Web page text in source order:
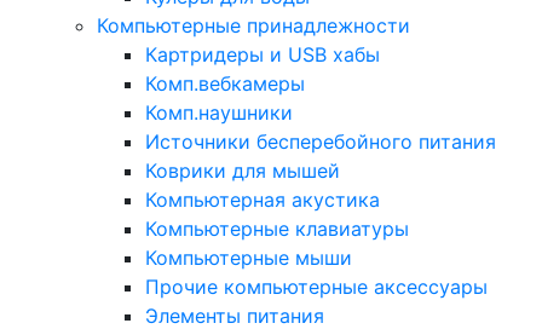
Компьютерные принадлежности
Картридеры и USB хабы
Комп.вебкамеры
Комп.наушники
Источники бесперебойного питания
Коврики для мышей
Компьютерная акустика
Компьютерные клавиатуры
Компьютерные мыши
Прочие компьютерные аксессуары
Элементы питания